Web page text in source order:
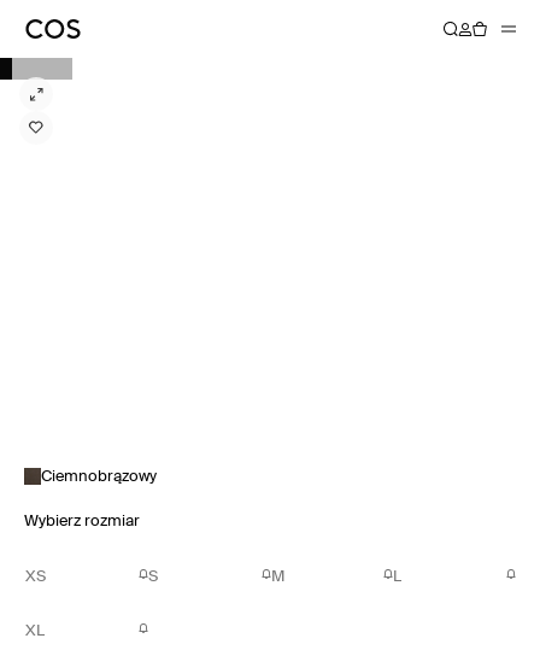
Ciemnobrązowy
Wybierz rozmiar
XS S M L
XL